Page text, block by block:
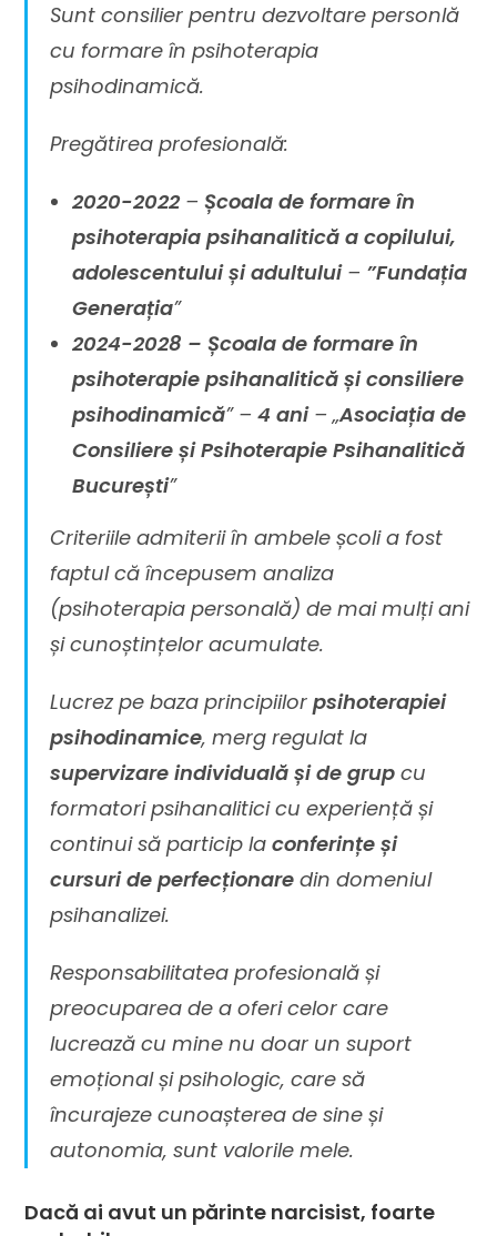
Sunt consilier pentru dezvoltare personlă
cu formare în psihoterapia
psihodinamică.
Pregătirea profesională:
2020-2022 –Școala de formare în
psihoterapia psihanalitică a copilului,
adolescentului și adultului– ”Fundația
Generația”
2024-2028 – Școala de formare în
psihoterapie psihanalitică și consiliere
psihodinamică” –4 ani– „Asociația de
Consiliere și Psihoterapie Psihanalitică
București”
Criteriile admiterii în ambele școli a fost
faptul că începusem analiza
(psihoterapia personală) de mai mulți ani
și cunoștințelor acumulate.
Lucrez pe baza principiilorpsihoterapiei
psihodinamice, merg regulat la
supervizare individuală și de grup cu
formatori psihanalitici cu experiență și
continui să particip laconferințe și
cursuri de perfecționare din domeniul
psihanalizei.
Responsabilitatea profesională și
preocuparea de a oferi celor care
lucrează cu mine nu doar un suport
emoțional și psihologic, care să
încurajeze cunoașterea de sine și
autonomia, sunt valorile mele.
Dacă ai avut un părinte narcisist, foarte